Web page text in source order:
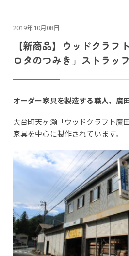
2019年10月08日
【新商品】ウッドクラフ
ロタのつみき」ストラッ
オーダー家具を製造する職人、廣
大台町天ヶ瀬「ウッドクラフト廣
家具を中心に製作されています。